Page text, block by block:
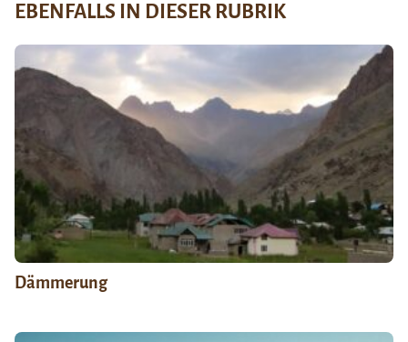
EBENFALLS IN DIESER RUBRIK
Dämmerung